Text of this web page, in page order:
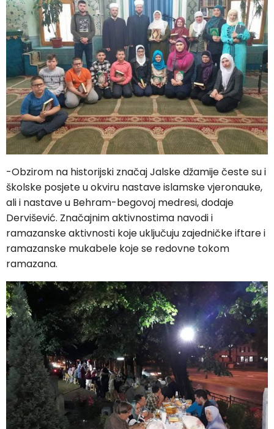
-Obzirom na historijski značaj Jalske džamije česte su i
školske posjete u okviru nastave islamske vjeronauke,
ali i nastave u Behram-begovoj medresi, dodaje
Dervišević. Značajnim aktivnostima navodi i
ramazanske aktivnosti koje uključuju zajedničke iftare i
ramazanske mukabele koje se redovne tokom
ramazana.